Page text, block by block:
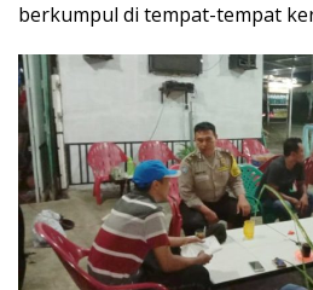
berkumpul di tempat-tempat